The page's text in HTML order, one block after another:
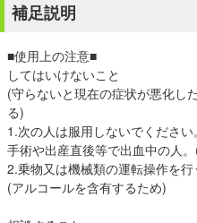
補足説明
■使用上の注意■
してはいけないこと
(守らないと現在の症状が悪化し
る)
1.次の人は服用しないでください。
手術や出産直後等で出血中の人
2.乗物又は機械類の運転操作を行
(アルコールを含有するため)